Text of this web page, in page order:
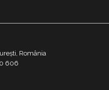
România
606